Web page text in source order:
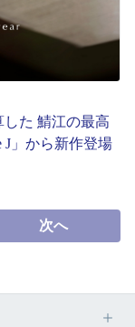
た 鯖江の最高
J」から新作登場
次へ